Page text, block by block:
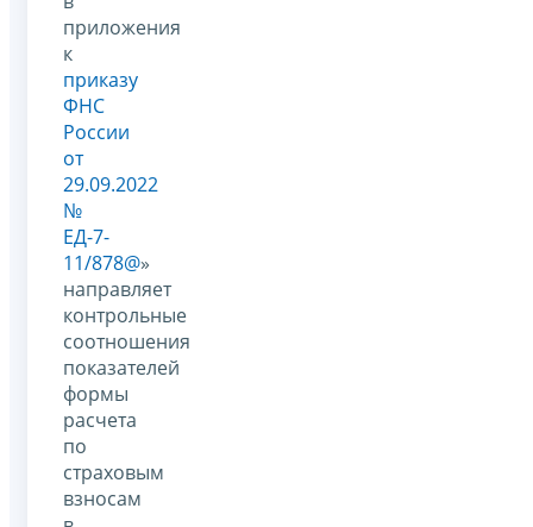
приложения
к
приказу
ФНС
России
от
29.09.2022
№
ЕД-7-
11/878@»
направляет
контрольные
соотношения
показателей
формы
расчета
по
страховым
взносам